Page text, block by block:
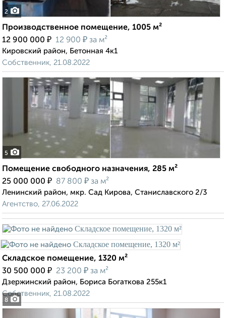
2
Производственное помещение, 1005 м²
12 900 000 ₽ 12 900 ₽ за м²
Кировский район, Бетонная 4к1
Собственник, 21.08.2022
5
Помещение свободного назначения, 285 м²
25 000 000 ₽ 87 800 ₽ за м²
Ленинский район, мкр. Сад Кирова, Станиславского 2/3
Агентство, 27.06.2022
8
Складское помещение, 1320 м²
30 500 000 ₽ 23 200 ₽ за м²
Дзержинский район, Бориса Богаткова 255к1
Собственник, 21.08.2022